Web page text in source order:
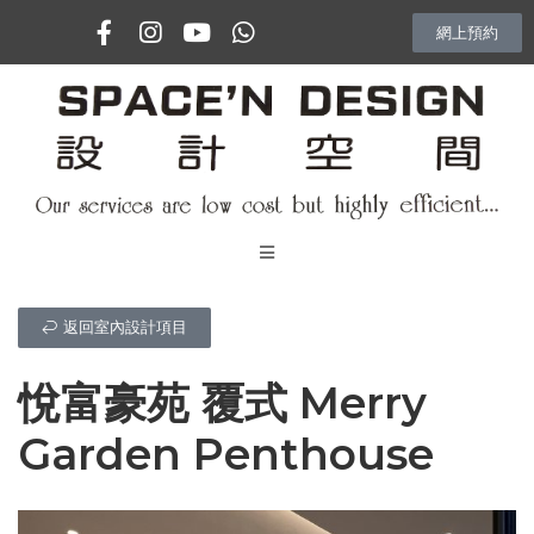
網上預約
主頁
室內設計項目
返回室內設計項目
悅富豪苑 覆式 Merry
Garden Penthouse